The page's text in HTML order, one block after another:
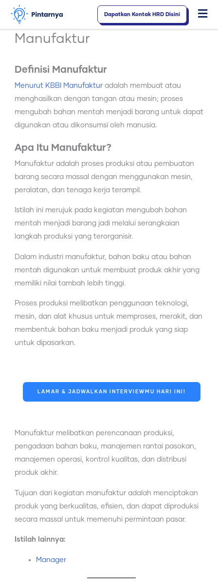
Lewati
konten
Dapatkan Kontak HRD Disini
Manufaktur
Definisi Manufaktur
Menurut KBBI Manufaktur adalah membuat atau
menghasilkan dengan tangan atau mesin; proses
mengubah bahan mentah menjadi barang untuk dapat
digunakan atau dikonsumsi oleh manusia.
Apa Itu Manufaktur?
Manufaktur adalah proses produksi atau pembuatan
barang secara massal dengan menggunakan mesin,
peralatan, dan tenaga kerja terampil.
Istilah ini merujuk pada kegiatan mengubah bahan
mentah menjadi barang jadi melalui serangkaian
langkah produksi yang terorganisir.
Dalam industri manufaktur, bahan baku atau bahan
mentah digunakan untuk membuat produk akhir yang
memiliki nilai tambah lebih tinggi.
Proses produksi melibatkan penggunaan teknologi,
mesin, dan alat khusus untuk memproses, merakit, dan
membentuk bahan baku menjadi produk yang siap
untuk dipasarkan.
LAMAR & JADWALKAN INTERVIEWMU HARI INI!
Manufaktur melibatkan perencanaan produksi,
pengadaan bahan baku, manajemen rantai pasokan,
manajemen operasi, kontrol kualitas, dan distribusi
produk akhir.
Tujuan dari kegiatan manufaktur adalah menciptakan
produk yang berkualitas, efisien, dan dapat diproduksi
secara massal untuk memenuhi permintaan pasar.
Istilah lainnya:
Manager